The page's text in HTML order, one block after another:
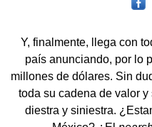
Y, finalmente, llega con
país anunciando, por lo
millones de dólares. Sin
toda su cadena de valor
diestra y siniestra.